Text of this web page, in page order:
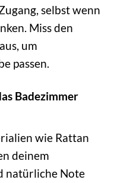
selbst wenn
Miss den
um
passen.
Badezimmer
wie Rattan
deinem
natürliche Note